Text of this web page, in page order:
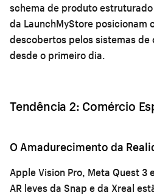
schema de produto
da LaunchMyStore posicionam
descobertos pelos sistemas
desde o primeiro dia.
Tendência 2: Comércio
O Amadurecimento da
Apple Vision Pro, Meta Quest 3
AR leves da Snap e da Xreal